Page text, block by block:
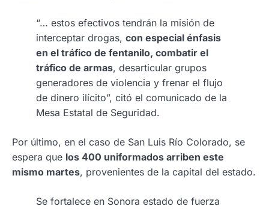
“… estos efectivos tendrán la misión de
interceptar drogas, con especial énfasis
en el tráfico de fentanilo, combatir el
tráfico de armas, desarticular grupos
generadores de violencia y frenar el flujo
de dinero ilícito”, citó el comunicado de la
Mesa Estatal de Seguridad.
Por último, en el caso de San Luis Río Colorado, se
espera que los 400 uniformados arriben este
mismo martes, provenientes de la capital del estado.
Se fortalece en Sonora estado de fuerza